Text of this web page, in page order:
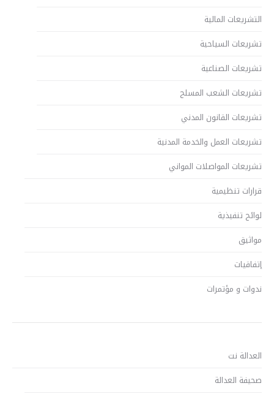
التشريعات المالية
تشريعات السياحية
تشريعات الصناعية
تشريعات الشعب المسلح
تشريعات القانون المدني
تشريعات العمل والخدمة المدنية
تشريعات المواصلات المواني
قرارات تنظيمية
لوائح تنفيذية
مواثيق
إتفاقيات
ندوات و مؤتمرات
العدالة نت
صحيفة العدالة